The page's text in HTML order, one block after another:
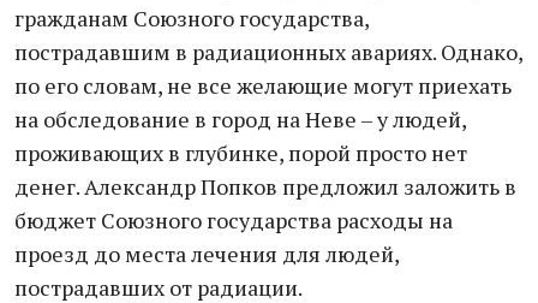
гражданам Союзного государства,
пострадавшим в радиационных авариях. Однако,
по его словам, не все желающие могут приехать
на обследование в город на Неве – у людей,
проживающих в глубинке, порой просто нет
денег. Александр Попков предложил заложить в
бюджет Союзного государства расходы на
проезд до места лечения для людей,
пострадавших от радиации.